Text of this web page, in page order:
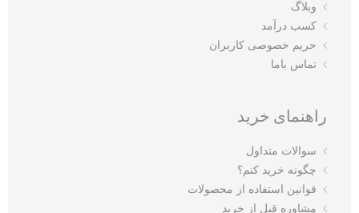
وبلاگ
کسب درآمد
حریم خصوصی کاربران
تماس باما
راهنمای خرید
سوالات متداول
چگونه خرید کنم؟
قوانین استفاده از محصولات
مشاوره قبل از خرید